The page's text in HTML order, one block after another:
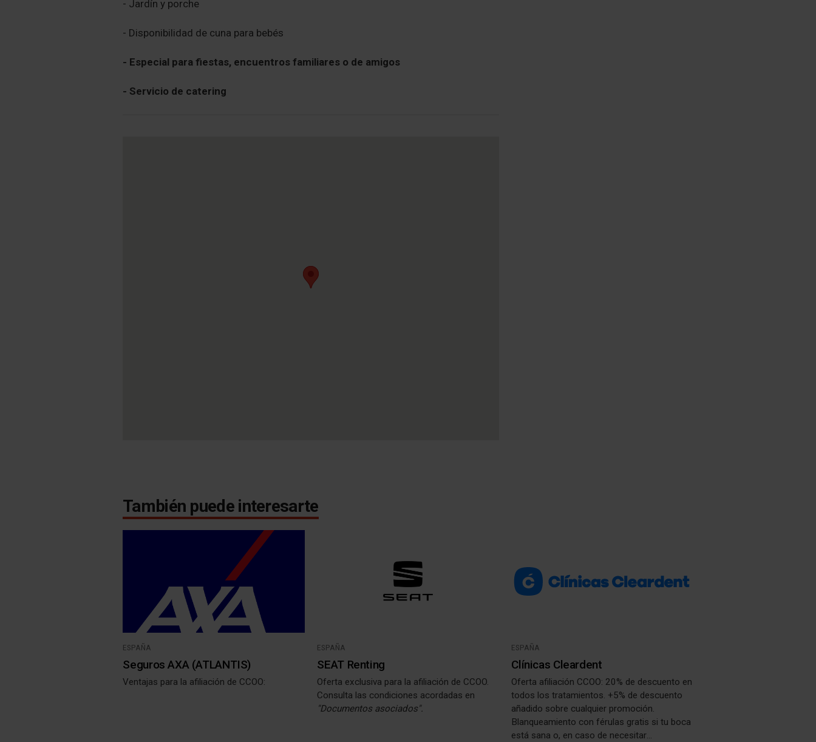
- Jardín y porche
- Disponibilidad de cuna para bebés
- Especial para fiestas, encuentros familiares o de amigos
- Servicio de catering
También puede interesarte
ESPAÑA
Seguros AXA (ATLANTIS)
Ventajas para la afiliación de CCOO:
ESPAÑA
SEAT Renting
Oferta exclusiva para la afiliación de CCOO.
Consulta las condiciones acordadas en
"Documentos asociados".
ESPAÑA
Clínicas Cleardent
Oferta afiliación CCOO: 20% de descuento en
todos los tratamientos. +5% de descuento
añadido sobre cualquier promoción.
Blanqueamiento con férulas gratis si tu boca
está sana o, en caso de necesitar